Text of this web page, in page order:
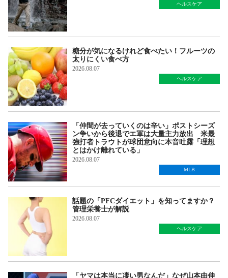
ヘルスケア
糖分が気になるけれど食べたい！フルーツの
太りにくい食べ方
2026.08.07
ヘルスケア
「仲間が去っていくのは辛い」ポストシーズ
ン争いから後退でエ軍は大量主力放出 米最
強打者トラウトが球団意向に本音吐露「理想
とはかけ離れている」
2026.08.07
MLB
話題の「PFCダイエット」を知ってますか？
管理栄養士が解説
2026.08.07
ヘルスケア
「ヤマは本当に凄い男なんだ」なぜ山本由伸